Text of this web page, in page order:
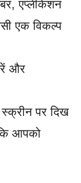
एप्लीकेशन
एक विकल्प
और
पर दिख
आपको